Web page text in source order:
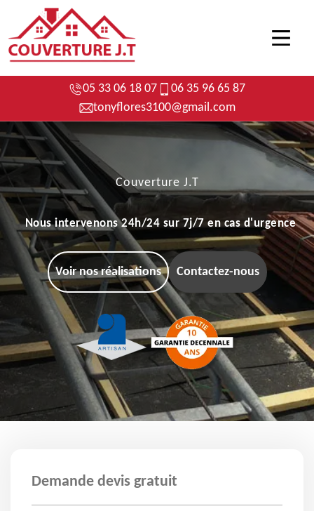
05 33 06 18 07
06 35 96 65 87
tonyflores3100@gmail.com
Couverture J.T
Nous intervenons 24h/24 sur 7j/7 en cas d'urgence
Voir nos réalisations Contactez-nous
Demande devis gratuit